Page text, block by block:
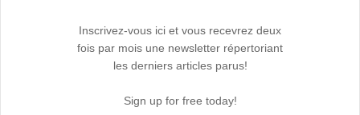
Inscrivez-vous ici et vous recevrez deux
fois par mois une newsletter répertoriant
les derniers articles parus!
Sign up for free today!